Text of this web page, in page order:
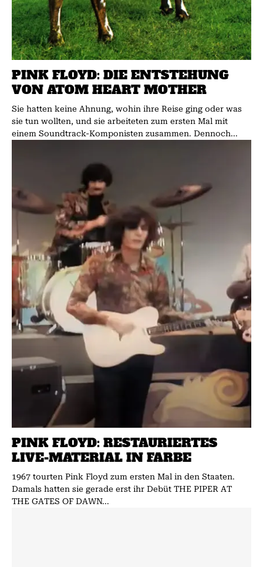
PINK FLOYD: DIE ENTSTEHUNG
VON ATOM HEART MOTHER
Sie hatten keine Ahnung, wohin ihre Reise ging oder was
sie tun wollten, und sie arbeiteten zum ersten Mal mit
einem Soundtrack-Komponisten zusammen. Dennoch...
PINK FLOYD: RESTAURIERTES
LIVE-MATERIAL IN FARBE
1967 tourten Pink Floyd zum ersten Mal in den Staaten.
Damals hatten sie gerade erst ihr Debüt THE PIPER AT
THE GATES OF DAWN...